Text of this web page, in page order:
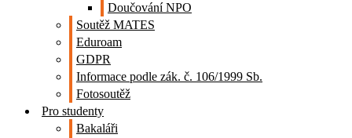
Doučování NPO
Soutěž MATES
Eduroam
GDPR
Informace podle zák. č. 106/1999 Sb.
Fotosoutěž
Pro studenty
Bakaláři